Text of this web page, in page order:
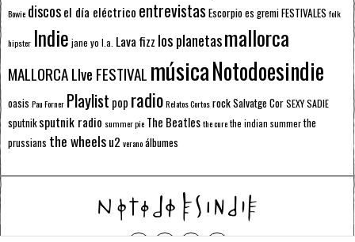
Bowie discosel día eléctrico entrevistas Escorpioes gremiFESTIVALES folk
hipster Indie jane yo l.a. Lava fizz los planetasmallorca
MALLORCA LIve FESTIVAL músicaNotodoesindie
oasis Pau Forner Playlist pop radioRelatos CortosrockSalvatge CorSEXY SADIE
sputnik sputnik radio summer pie The Beatlesthe curethe indian summerthe
prussians the wheelsu2 veranoálbumes